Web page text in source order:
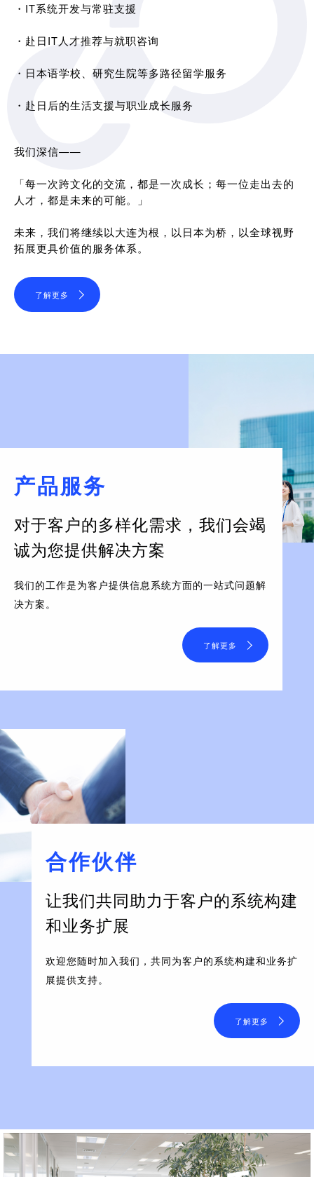
・IT系统开发与常驻支援
・赴日IT人才推荐与就职咨询
・日本语学校、研究生院等多路径留学服务
・赴日后的生活支援与职业成长服务
我们深信——
「每一次跨文化的交流，都是一次成长；每一位走出去的
人才，都是未来的可能。」
未来，我们将继续以大连为根，以日本为桥，以全球视野
拓展更具价值的服务体系。
了解更多
产品服务
对于客户的多样化需求， 我们会竭
诚为您提供解决方案
我们的工作是为客户提供信息系统方面的一站式问题解
决方案。
了解更多
合作伙伴
让我们共同助力于客户的系统构建
和业务扩展
欢迎您随时加入我们，共同为客户的系统构建和业务扩
展提供支持。
了解更多